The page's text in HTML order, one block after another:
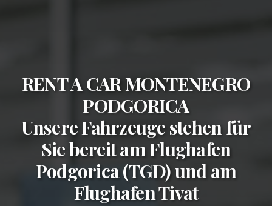
RENT A CAR MONTENEGRO
PODGORICA
Unsere Fahrzeuge stehen für
Sie bereit amFlughafen
Podgorica (TGD)und am
Flughafen Tivat